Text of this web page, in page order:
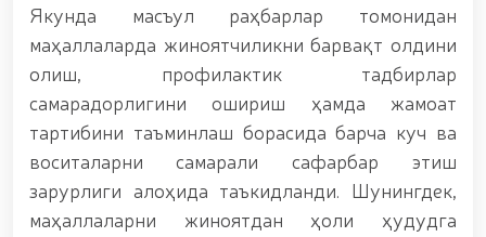
этилганининг 34 йиллиги ва Ватан ҳимоячилари
куни муносабати билан байрам табриги / /
Ўзбекистон Республикаси Қуролли Кучлари
ташкил этилганининг 34 йиллиги ҳамда 14 январь —
Ватан ҳимоячилари куни муносабати билан
гвардиячилар хизмат бурчини бажариш чоғида
қаҳрамонларча ҳалок бўлган сафдошлари
хотирасига бағишлаб Миллий гвардия Марказий
девони ҳудудида бунёд этилган ёдгорлик
мажмуаси пойига гул қўйишиб, уларнинг
Якунда масъул раҳбарлар томонидан
маҳаллаларда жиноятчиликни барвақт олдини
олиш, профилактик тадбирлар
самарадорлигини ошириш ҳамда жамоат
тартибини таъминлаш борасида барча куч ва
воситаларни самарали сафарбар этиш
зарурлиги алоҳида таъкидланди. Шунингдек,
маҳаллаларни жиноятдан ҳоли ҳудудга